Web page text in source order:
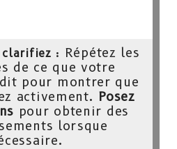
clarifiez : Répétez les
de ce que votre
pour montrer que
activement. Posez
pour obtenir des
lorsque